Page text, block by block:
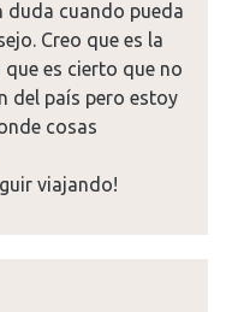
duda cuando pueda
Creo que es la
es cierto que no
del país pero estoy
cosas
viajando!